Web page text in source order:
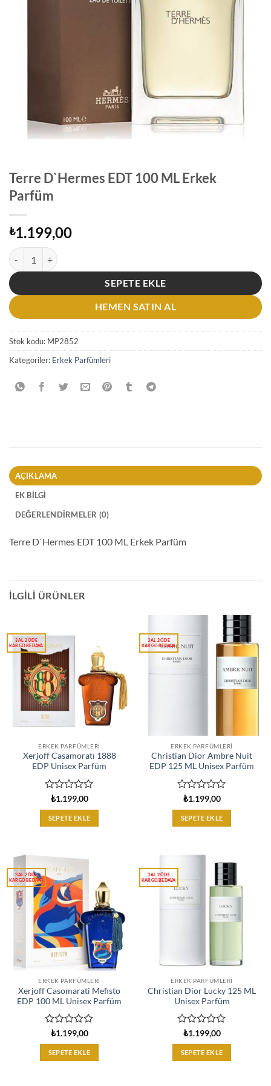
Terre D`Hermes EDT 100 ML Erkek
Parfüm
₺1.199,00
Terre D`Hermes EDT 100 ML Erkek Parfüm adet
SEPETE EKLE
HEMEN SATIN AL
Stok kodu: MP2852
Kategoriler: Erkek Parfümleri
AÇIKLAMA
EK BILGI
DEĞERLENDIRMELER (0)
Terre D`Hermes EDT 100 ML Erkek Parfüm
İLGILI ÜRÜNLER
ERKEK PARFÜMLERI
Xerjoff Casamoratı 1888
EDP Unisex Parfüm
üzerinden
0
oy
₺1.199,00
SEPETE EKLE
ERKEK PARFÜMLERI
Christian Dior Ambre Nuit
EDP 125 ML Unisex Parfüm
üzerinden
0
oy
₺1.199,00
SEPETE EKLE
ERKEK PARFÜMLERI
Xerjoff Casomarati Mefisto
EDP 100 ML Unisex Parfüm
üzerinden
0
oy
₺1.199,00
SEPETE EKLE
ERKEK PARFÜMLERI
Christian Dior Lucky 125 ML
Unisex Parfüm
üzerinden
0
oy
₺1.199,00
SEPETE EKLE